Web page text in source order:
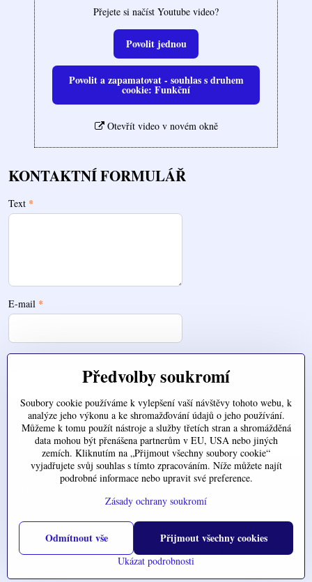
Přejete si načíst Youtube video?
Povolit jednou
Povolit a zapamatovat - souhlas s druhem
cookie: Funkční
Otevřít video v novém okně
KONTAKTNÍ FORMULÁŘ
Text *
E-mail *
Zde nahrajte váš soubor
©2026CopyrightPředvolby soukromíZásady ochrany soukromí
Vytvořeno systémem:ByznysWeb.cz
Předvolby soukromí
Soubory cookie používáme k vylepšení vaší návštěvy tohoto webu, k
analýze jeho výkonu a ke shromažďování údajů o jeho používání.
Můžeme k tomu použít nástroje a služby třetích stran a shromážděná
data mohou být přenášena partnerům v EU, USA nebo jiných
zemích. Kliknutím na „Přijmout všechny soubory cookie“
vyjadřujete svůj souhlas s tímto zpracováním. Níže můžete najít
podrobné informace nebo upravit své preference.
Zásady ochrany soukromí
Ukázat podrobnosti
Přijmout všechny cookies
Odmítnout vše